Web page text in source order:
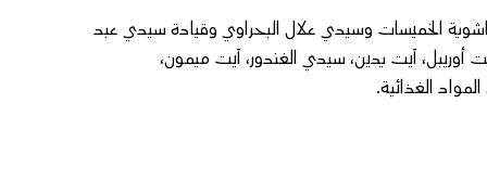
بإقليم الخميسات ما بين باشوية الخميسات وسيدي علال البحراوي وقيادة سيدي عبد
أوريبل، آيت يدين، سيدي الغندور، آيت ميمون،
الغذائية.